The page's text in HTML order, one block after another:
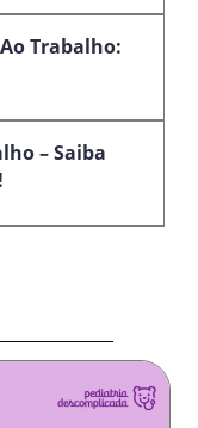
Trabalho:
– Saiba